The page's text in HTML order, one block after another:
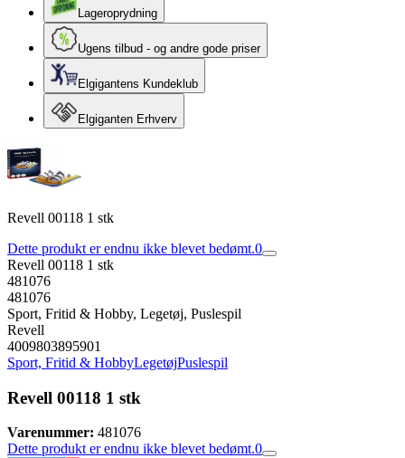
Lageroprydning
Ugens tilbud - og andre gode priser
Elgigantens Kundeklub
Elgiganten Erhverv
Revell 00118 1 stk
Dette produkt er endnu ikke blevet bedømt.0
Revell 00118 1 stk
481076
481076
Sport, Fritid & Hobby, Legetøj, Puslespil
Revell
4009803895901
Sport, Fritid & HobbyLegetøjPuslespil
Revell 00118 1 stk
Varenummer: 481076
Dette produkt er endnu ikke blevet bedømt.0